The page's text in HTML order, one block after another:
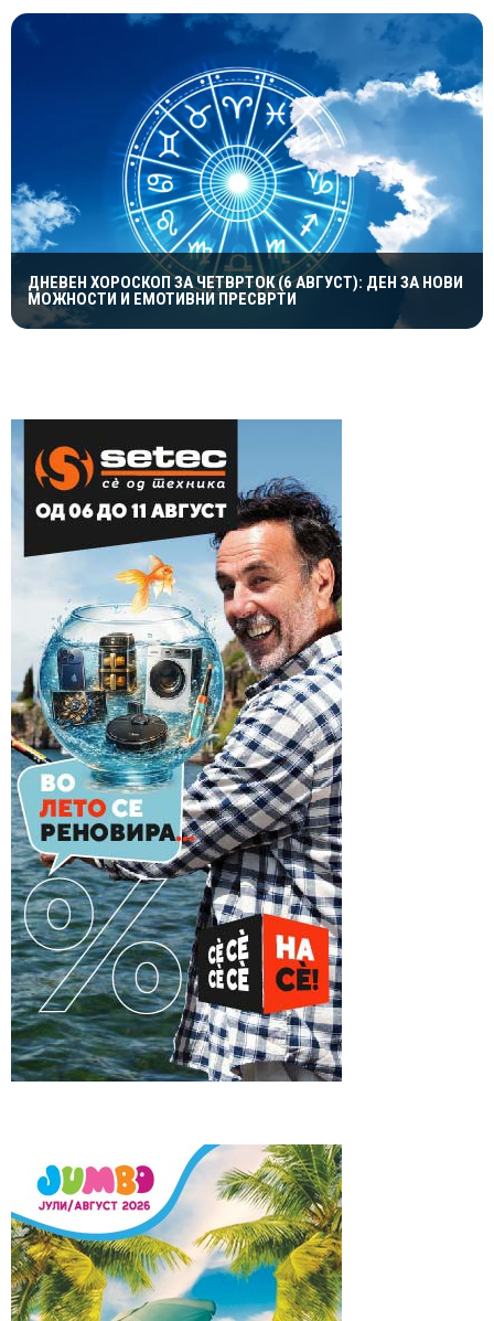
ДНЕВЕН ХОРОСКОП ЗА ЧЕТВРТОК (6 АВГУСТ): ДЕН ЗА НОВИ
МОЖНОСТИ И ЕМОТИВНИ ПРЕСВРТИ